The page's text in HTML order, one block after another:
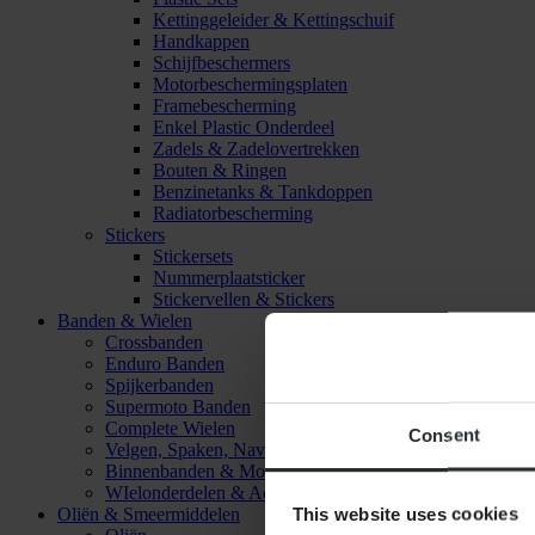
Consent
This website uses cookies
Kettinggeleider & Kettingschuif
Handkappen
Schijfbeschermers
Motorbeschermingsplaten
Framebescherming
Enkel Plastic Onderdeel
Zadels & Zadelovertrekken
Bouten & Ringen
Benzinetanks & Tankdoppen
Radiatorbescherming
Stickers
Stickersets
Nummerplaatsticker
Stickervellen & Stickers
Banden & Wielen
Crossbanden
Enduro Banden
Spijkerbanden
Supermoto Banden
Complete Wielen
Velgen, Spaken, Naven & Lagers
Binnenbanden & Mousses
WIelonderdelen & Accessoires
Oliën & Smeermiddelen